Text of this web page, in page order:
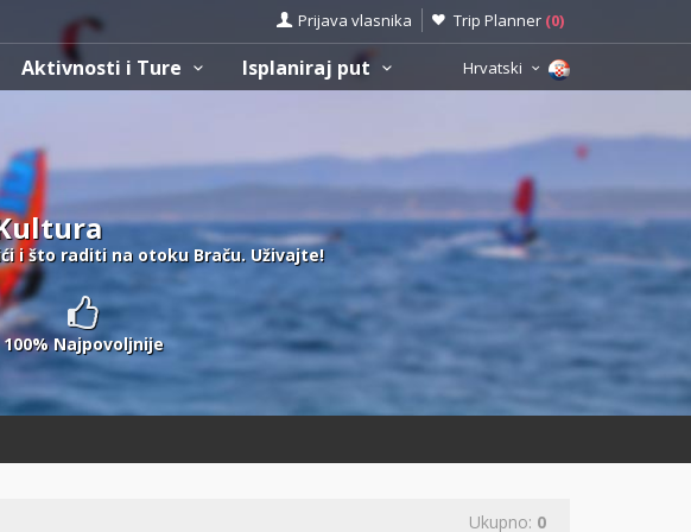
Prijava vlasnika Trip Planner (0)
Aktivnosti i Ture Isplaniraj put Hrvatski
i što raditi na otoku Braču. Uživajte!
100% Najpovoljnije
Ukupno: 0